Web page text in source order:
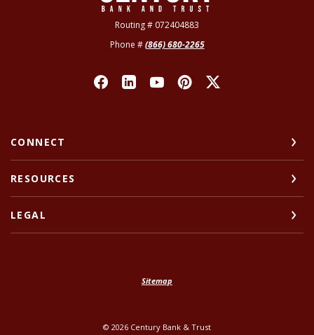
Routing # 072404883
Phone #(866) 680-2265
CONNECT
RESOURCES
LEGAL
Sitemap
© 2026 Century Bank & Trust